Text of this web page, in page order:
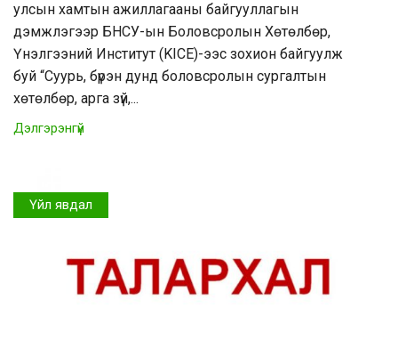
улсын хамтын ажиллагааны байгууллагын
дэмжлэгээр БНСУ-ын Боловсролын Хөтөлбөр,
Үнэлгээний Институт (KICE)-ээс зохион байгуулж
буй “Суурь, бүрэн дунд боловсролын сургалтын
хөтөлбөр, арга зүй,...
Дэлгэрэнгүй
Үйл явдал